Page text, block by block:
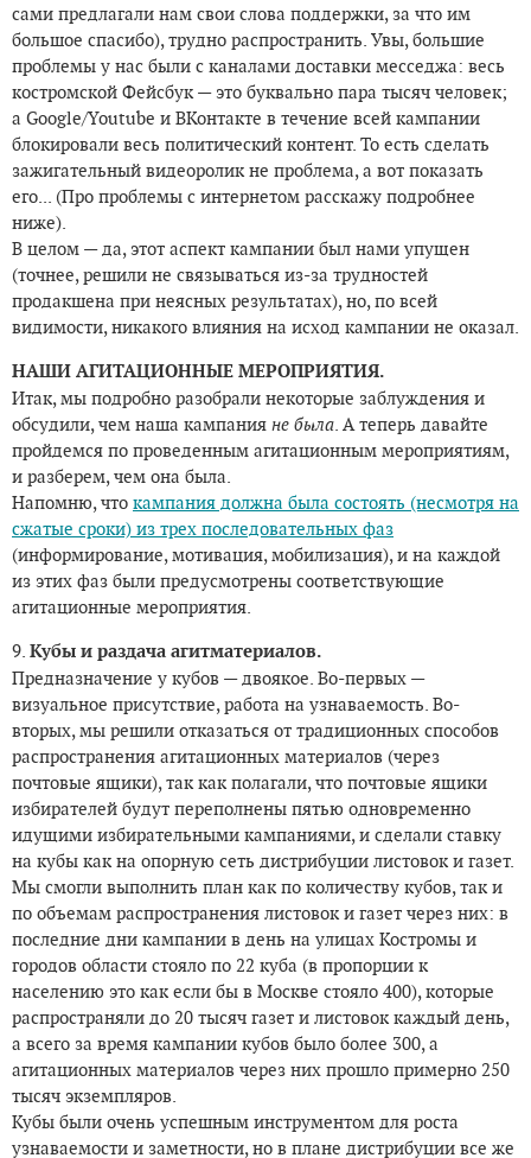
сами предлагали нам свои слова поддержки, за что им
большое спасибо), трудно распространить. Увы, большие
проблемы у нас были с каналами доставки месседжа: весь
костромской Фейсбук — это буквально пара тысяч человек;
а Google/Youtube и ВКонтакте в течение всей кампании
блокировали весь политический контент. То есть сделать
зажигательный видеоролик не проблема, а вот показать
его... (Про проблемы с интернетом расскажу подробнее
ниже).
В целом — да, этот аспект кампании был нами упущен
(точнее, решили не связываться из-за трудностей
продакшена при неясных результатах), но, по всей
видимости, никакого влияния на исход кампании не оказал.
НАШИ АГИТАЦИОННЫЕ МЕРОПРИЯТИЯ.
Итак, мы подробно разобрали некоторые заблуждения и
обсудили, чем наша кампания не была. А теперь давайте
пройдемся по проведенным агитационным мероприятиям,
и разберем, чем она была.
Напомню, что кампания должна была состоять (несмотря на
сжатые сроки) из трех последовательных фаз
(информирование, мотивация, мобилизация), и на каждой
из этих фаз были предусмотрены соответствующие
агитационные мероприятия.
9. Кубы и раздача агитматериалов.
Предназначение у кубов — двоякое. Во-первых —
визуальное присутствие, работа на узнаваемость. Во-
вторых, мы решили отказаться от традиционных способов
распространения агитационных материалов (через
почтовые ящики), так как полагали, что почтовые ящики
избирателей будут переполнены пятью одновременно
идущими избирательными кампаниями, и сделали ставку
на кубы как на опорную сеть дистрибуции листовок и газет.
Мы смогли выполнить план как по количеству кубов, так и
по объемам распространения листовок и газет через них: в
последние дни кампании в день на улицах Костромы и
городов области стояло по 22 куба (в пропорции к
населению это как если бы в Москве стояло 400), которые
распространяли до 20 тысяч газет и листовок каждый день,
а всего за время кампании кубов было более 300, а
агитационных материалов через них прошло примерно 250
тысяч экземпляров.
Кубы были очень успешным инструментом для роста
узнаваемости и заметности, но в плане дистрибуции все же